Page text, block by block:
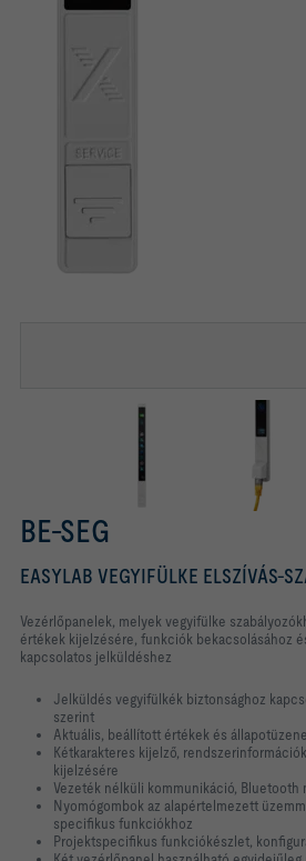
BE-SEG
EASYLAB VEGYIFÜLKE ELSZÍVÁS-
Vezérlőpanelek, melyek vegyifülke
értékek kijelzésére, funkciók bekacsolásához
kapcsolatos jelküldéshez
Jelküldés vegyifülkék biztonsághoz
szerint
Aktuális, beállított értékek és
Kétkarakteres kijelző,
kijelzésére
Vezeték nélküli kommunikáció, Bluetooth
Nyomógombok az alapértelmezett
specifikus funkciókhoz
Projektspecifikus funkciókészlet,